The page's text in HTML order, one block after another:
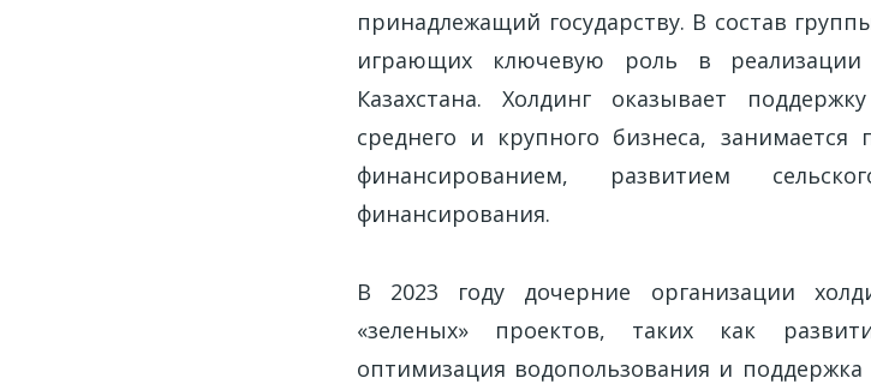
принадлежащий государству. В состав
играющих ключевую роль в реализации
Казахстана. Холдинг оказывает
среднего и крупного бизнеса,
финансированием, развитием
финансирования.
В 2023 году дочерние организации
«зеленых» проектов, таких как
оптимизация водопользования и поддержка